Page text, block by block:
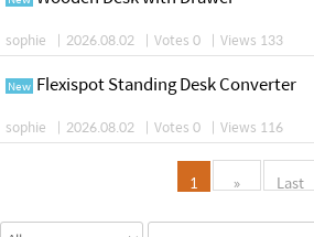
sophie | 2026.08.02 | Votes 0 | Views 133
New Flexispot Standing Desk Converter
sophie | 2026.08.02 | Votes 0 | Views 116
1 » Last